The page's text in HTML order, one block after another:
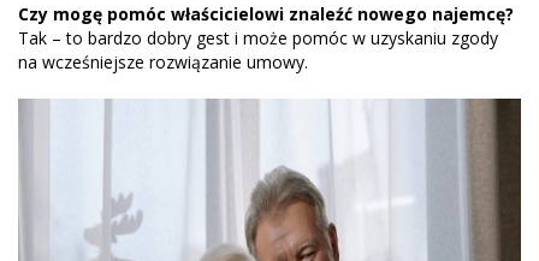
Czy mogę pomóc właścicielowi znaleźć nowego najemcę?
Tak – to bardzo dobry gest i może pomóc w uzyskaniu zgody
na wcześniejsze rozwiązanie umowy.